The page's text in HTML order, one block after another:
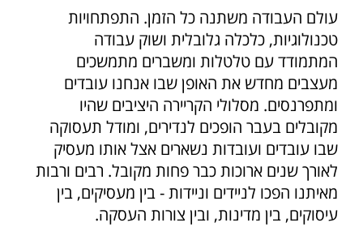
עולם העבודה משתנה כל הזמן. התפתחויות
טכנולוגיות, כלכלה גלובלית ושוק עבודה
המתמודד עם טלטלות ומשברים מתמשכים
מעצבים מחדש את האופן שבו אנחנו עובדים
ומתפרנסים. מסלולי הקריירה היציבים שהיו
מקובלים בעבר הופכים לנדירים, ומודל תעסוקה
שבו עובדים ועובדות נשארים אצל אותו מעסיק
לאורך שנים ארוכות כבר פחות מקובל. רבים ורבות
מאיתנו הפכו לניידים וניידות - בין מעסיקים, בין
עיסוקים, בין מדינות, ובין צורות העסקה.